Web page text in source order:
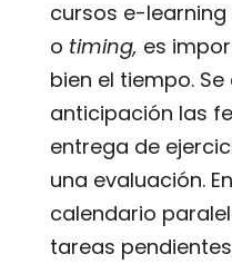
cursos e-
o timing, es
bien el tiempo.
anticipación las
entrega de
una evaluación.
calendario
tareas